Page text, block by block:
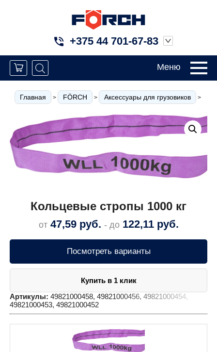
+375 44 701-67-83
Меню
Главная > FÖRCH > Аксессуары для грузовиков >
Кольцевые стропы 1000 кг
от 47,59 руб. - до 122,11 руб.
Посмотреть варианты
Купить в 1 клик
Артикулы: 49821000458, 49821000456, 49821000454,
49821000453, 49821000452